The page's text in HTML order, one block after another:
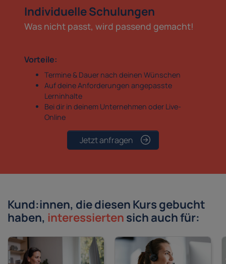
Individuelle Schulungen
Was nicht passt, wird passend gemacht!
Vorteile:
Termine & Dauer nach deinen Wünschen
Auf deine Anforderungen angepasste
Lerninhalte
Bei dir in deinem Unternehmen oder Live-
Online
Jetzt anfragen
Kund:innen, die diesen Kurs gebucht
haben, interessiertensich auch für: